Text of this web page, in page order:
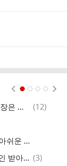
5차 국가철도망계획이라면 강원FC 전용구장은 평창이 되야할듯..
댓
(12)
달라도 다른 ACL, 그 와중에 '영상' 하나가 아쉬운 울산 구단
'해트트릭' 울산 마틴아담 "공에 선수들 사인 받아 헝가리 가져갈 것" 댓
(3)